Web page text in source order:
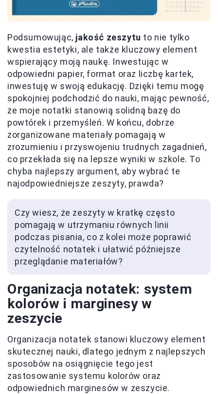
Podsumowując, jakość zeszytu to nie tylko
kwestia estetyki, ale także kluczowy element
wspierający moją naukę. Inwestując w
odpowiedni papier, format oraz liczbę kartek,
inwestuję w swoją edukację. Dzięki temu mogę
spokojniej podchodzić do nauki, mając pewność,
że moje notatki stanowią solidną bazę do
powtórek i przemyśleń. W końcu, dobrze
zorganizowane materiały pomagają w
zrozumieniu i przyswojeniu trudnych zagadnień,
co przekłada się na lepsze wyniki w szkole. To
chyba najlepszy argument, aby wybrać te
najodpowiedniejsze zeszyty, prawda?
Czy wiesz, że zeszyty w kratkę często
pomagają w utrzymaniu równych linii
podczas pisania, co z kolei może poprawić
czytelność notatek i ułatwić późniejsze
przeglądanie materiałów?
Organizacja notatek: system
kolorów i marginesy w
zeszycie
Organizacja notatek stanowi kluczowy element
skutecznej nauki, dlatego jednym z najlepszych
sposobów na osiągnięcie tego jest
zastosowanie systemu kolorów oraz
odpowiednich marginesów w zeszycie.